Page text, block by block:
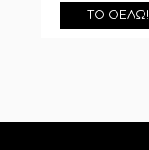
ΤΟ ΘΈΛΩ!